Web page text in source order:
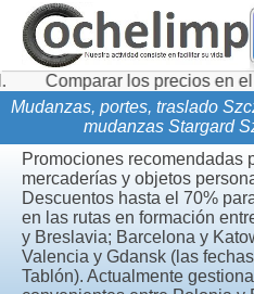
los precios en el mercado
Mudanzas, portes, traslado
mudanzas Stargard
Promociones recomendadas
mercaderías y objetos
Descuentos hasta el 70%
en las rutas en formación
y Breslavia; Barcelona y
Valencia y Gdansk (las
Tablón). Actualmente